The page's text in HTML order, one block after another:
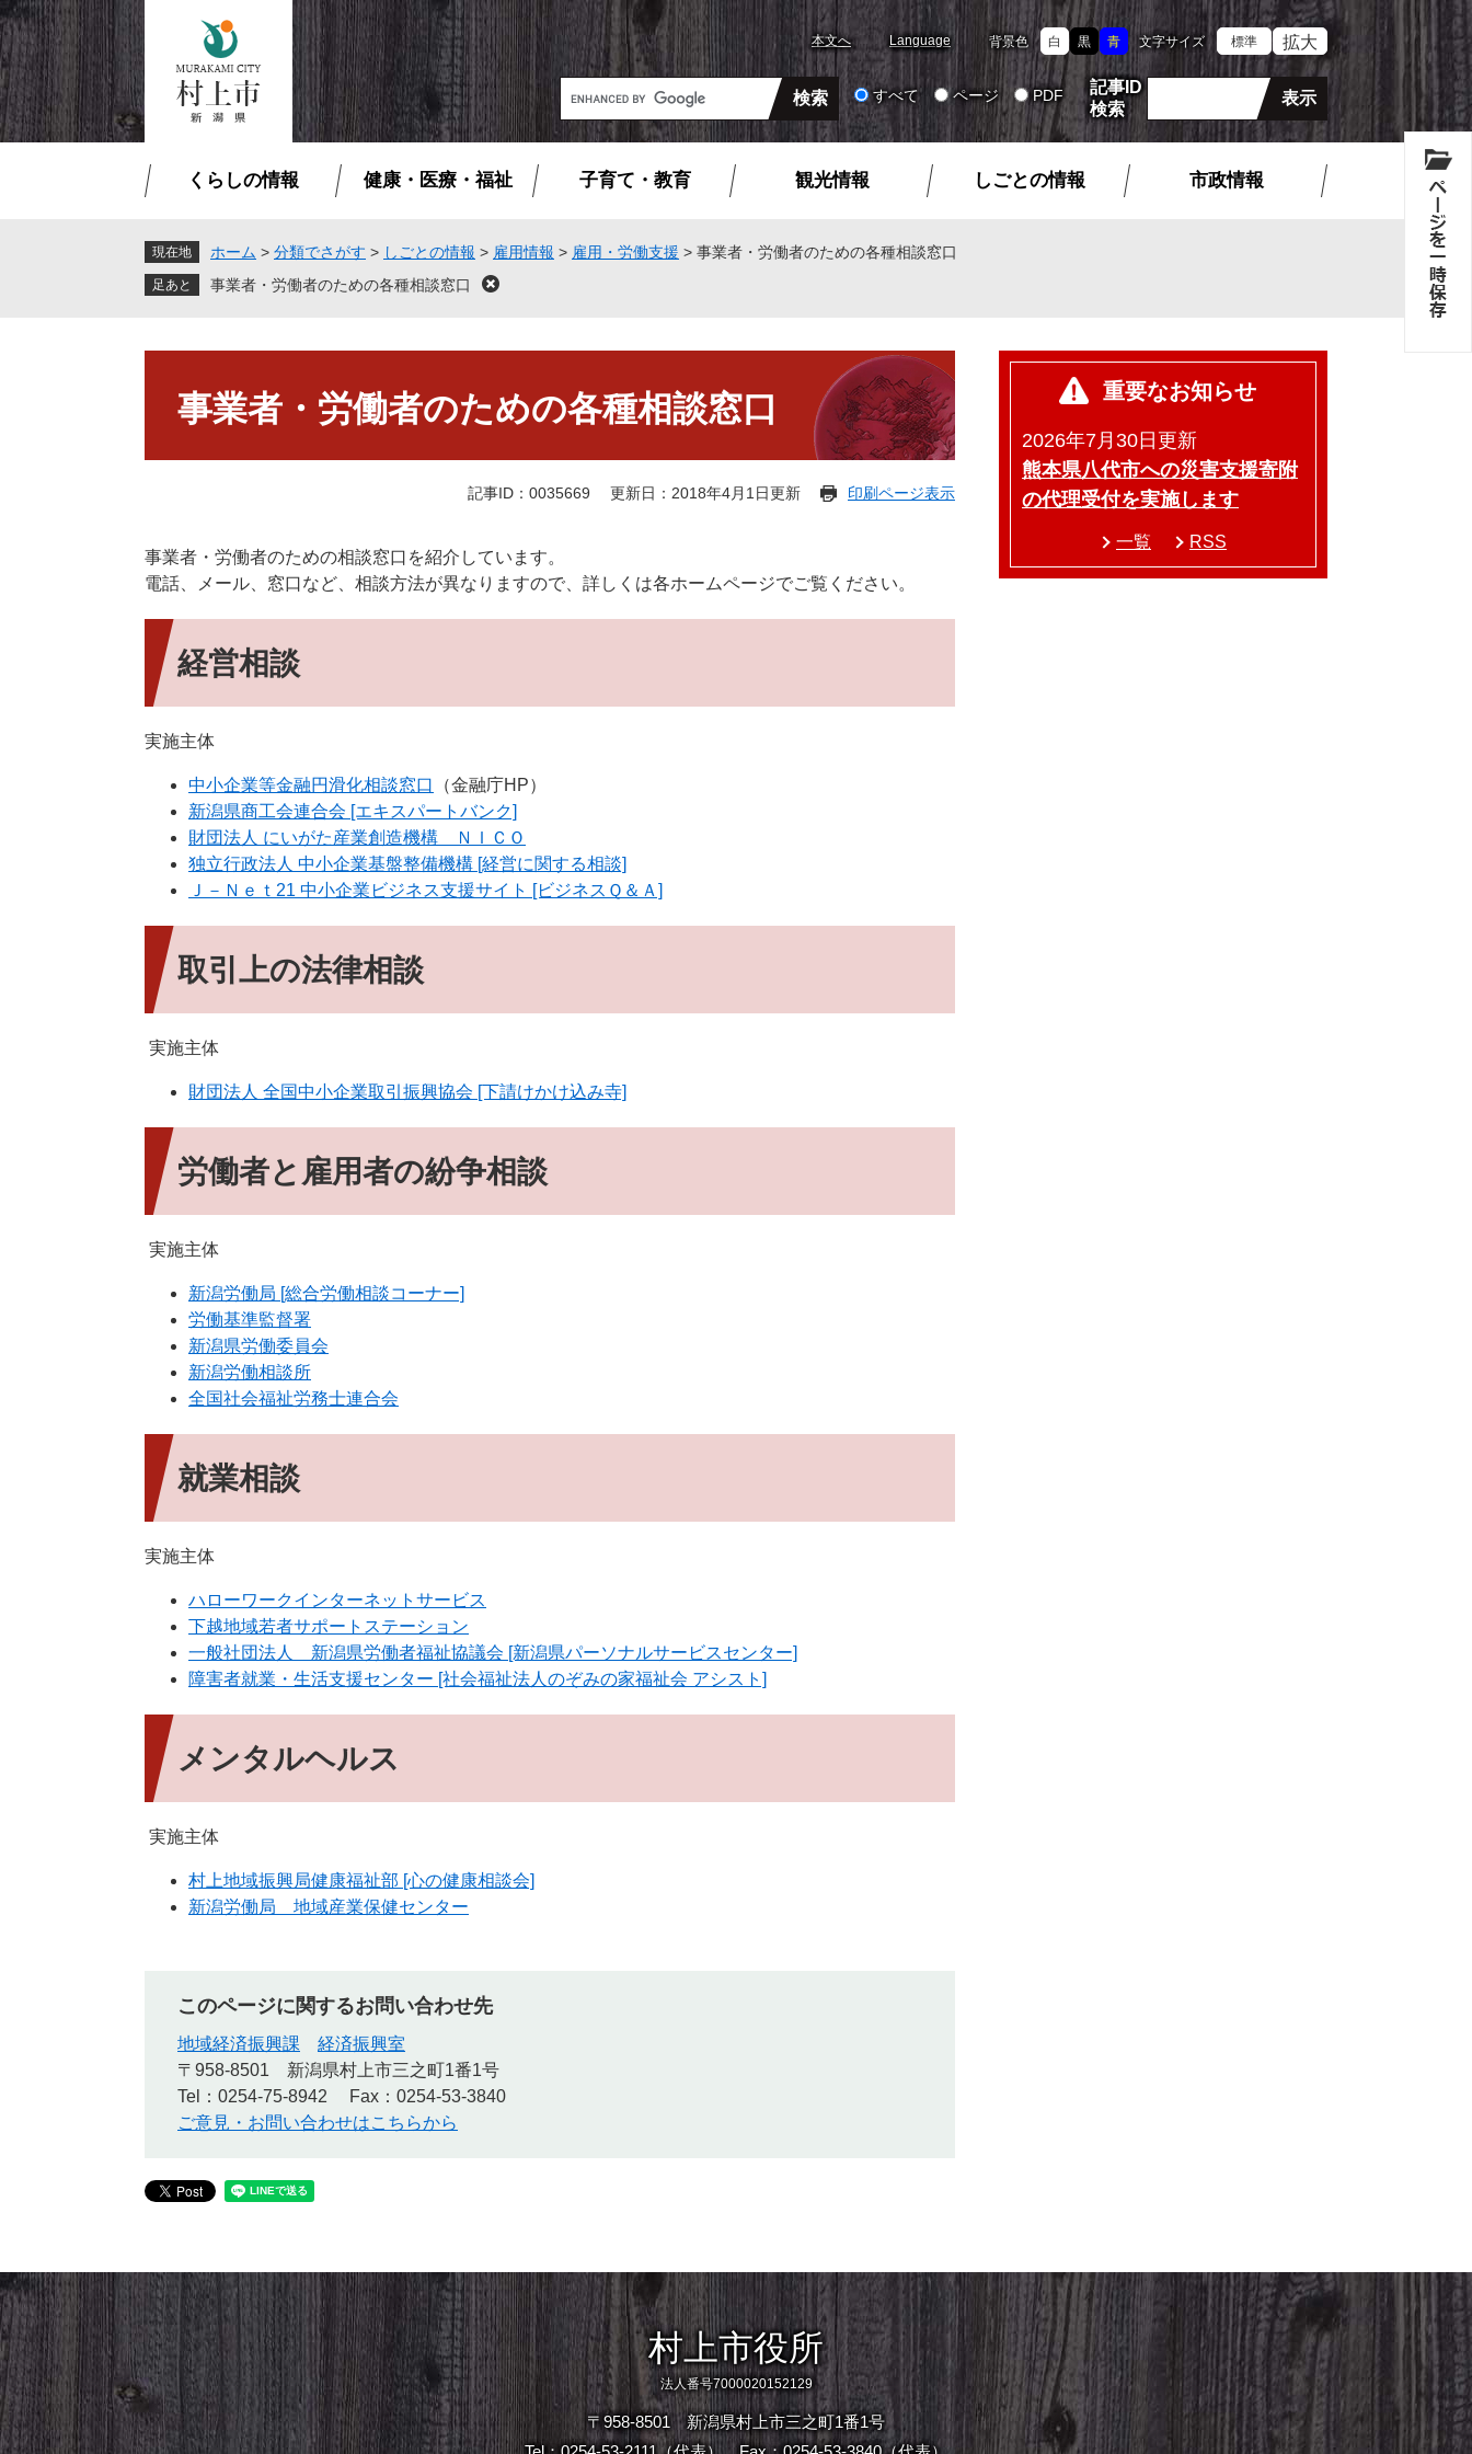
ペ
ー
ジ
の
先
頭
メ
ニ
ュ
ー
を
飛
本文へ Language 背景色 白 黒 青 文字サイズ 標準 拡大
G
o
o
カ
検
すべて ページ PDF
記事ID
検索
くらしの情報 健康・医療・福祉 子育て・教育 観光情報 しごとの情報 市政情報
現在地 ホーム > 分類でさがす > しごとの情報 > 雇用情報 > 雇用・労働支援 > 事業者・労働者のための各種相談窓口
事業者・労働者のための各種相談窓口
閉
事業者・労働者のための各種相談窓口
記事ID：0035669 更新日：2018年4月1日更新 印刷ページ表示
事業者・労働者のための相談窓口を紹介しています。
電話、メール、窓口など、相談方法が異なりますので、詳しくは各ホームページでご覧ください。
経営相談
実施主体
中小企業等金融円滑化相談窓口
（金融庁HP）
新潟県商工会連合会 [エキスパートバンク]
財団法人 にいがた産業創造機構 ＮＩＣＯ
独立行政法人 中小企業基盤整備機構 [経営に関する相談]
Ｊ－Ｎｅｔ21 中小企業ビジネス支援サイト [ビジネスＱ＆Ａ]
取引上の法律相談
実施主体
財団法人 全国中小企業取引振興協会 [下請けかけ込み寺]
労働者と雇用者の紛争相談
実施主体
新潟労働局 [総合労働相談コーナー]
労働基準監督署
新潟県労働委員会
新潟労働相談所
全国社会福祉労務士連合会
就業相談
実施主体
ハローワークインターネットサービス
下越地域若者サポートステーション
一般社団法人 新潟県労働者福祉協議会 [新潟県パーソナルサービスセンター]
障害者就業・生活支援センター [社会福祉法人のぞみの家福祉会 アシスト]
メンタルヘルス
実施主体
村上地域振興局健康福祉部 [心の健康相談会]
新潟労働局 地域産業保健センター
このページに関するお問い合わせ先
地域経済振興課
経済振興室
〒958-8501
新潟県村上市三之町1番1号
Tel：0254-75-8942
Fax：0254-53-3840
ご意見・お問い合わせはこちらから
重要なお知らせ
2026年7月30日更新
熊本県八代市への災害支援寄附
の代理受付を実施します
一覧 RSS
村上市役所
法人番号7000020152129
〒958-8501 新潟県村上市三之町1番1号